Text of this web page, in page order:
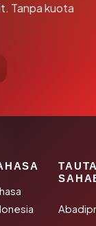
Tanpa kuota